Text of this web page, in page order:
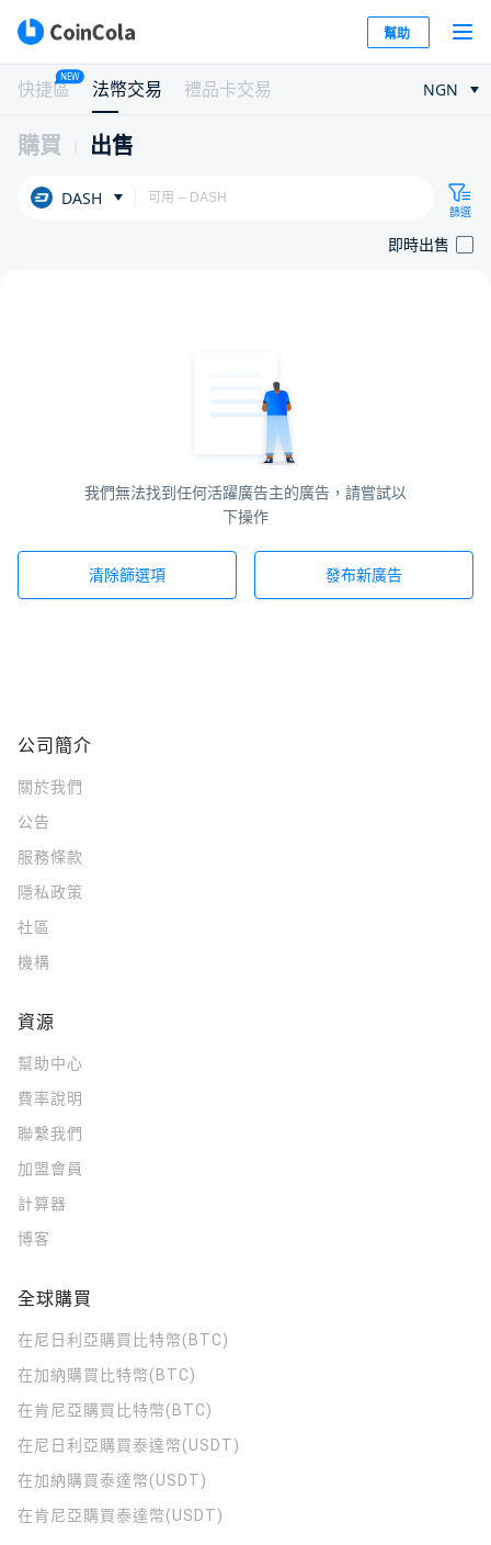
幫助
快捷區
NEW
法幣交易 禮品卡交易 NGN
購買 出售
DASH
篩選
即時出售
我們無法找到任何活躍廣告主的廣告，請嘗試以
下操作
清除篩選項 發布新廣告
公司簡介
關於我們
公告
服務條款
隱私政策
社區
機構
資源
幫助中心
費率說明
聯繫我們
加盟會員
計算器
博客
全球購買
在尼日利亞購買比特幣(BTC)
在加納購買比特幣(BTC)
在肯尼亞購買比特幣(BTC)
在尼日利亞購買泰達幣(USDT)
在加納購買泰達幣(USDT)
在肯尼亞購買泰達幣(USDT)